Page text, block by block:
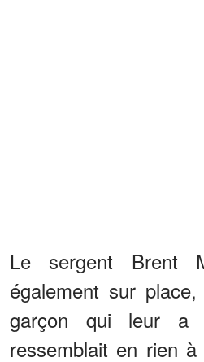
Le sergent Brent
également sur
garçon qui leur a
ressemblait en rien